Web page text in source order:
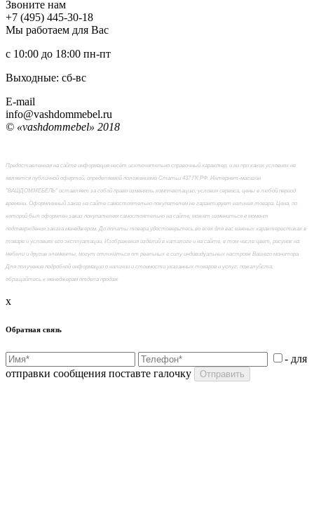
Звоните нам
+7 (495) 445-30-18
Мы работаем для Вас
с 10:00 до 18:00 пн-пт
Выходные: сб-вc
E-mail
info@vashdommebel.ru
© «vashdommebel» 2018
Предоставленная на сайте информация несёт исключительно справочный характер, и ни при каких условиях не
является публичной офертой, определяемой положениями Статьи 437 ГК РФ. Интернет-магазин
"ВАШДОММЕБЕЛЬ" оставляет за собой право изменять комплектацию, условия сервиса, цены в любой период
времени. Оформленный заказ на сайте самостоятельно покупателем не гарантирует наличия товара. Цена, по
которой был оформлен заказ покупателем самостоятельно на сайте, может измениться в момент
подтверждения заказа менеджером. До оплаты товара удостоверьтесь во всех для вас важных характеристиках в
товаре и условиях его эксплуатации. Изображения изделий в каталоге и на сайте, в том числе цвет, рисунок на
мебели и другие элементы, могут отличаться от реальных в силу индивидуальных настроек Вашего монитора.
Для получения подробной информации о наличии и стоимости указанных товаров и услуг, пожалуйста,
обращайтесь к менеджерам отдела продаж
x
Обратная связь
- для
отправки сообщения поставте галочку